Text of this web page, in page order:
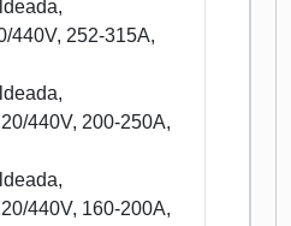
440V, 252-315A,
440V, 200-250A,
440V, 160-200A,